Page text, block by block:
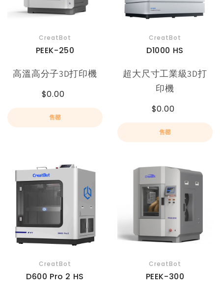
CreatBot
PEEK-250
高溫高分子3D打印機
$0.00
售罄
CreatBot
D1000 HS
超大尺寸工業級3D打
印機
$0.00
售罄
CreatBot
D600 Pro 2 HS
CreatBot
PEEK-300